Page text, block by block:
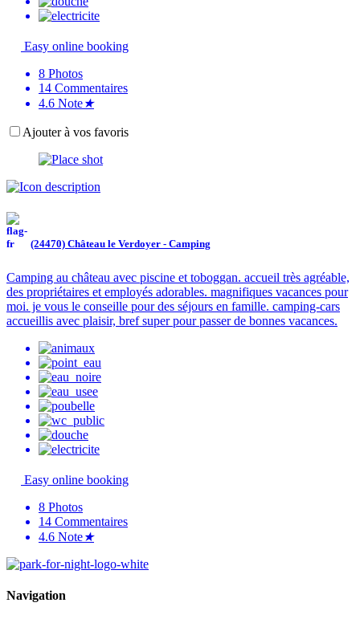
Easy online booking
8 Photos
14 Commentaires
4.6 Note★
Ajouter à vos favoris
(24470) Château le Verdoyer - Camping
Camping au château avec piscine et toboggan. accueil très agréable,
des propriétaires et employés adorables. magnifiques vacances pour
moi. je vous le conseille pour des séjours en famille. camping-cars
accueillis avec plaisir, bref super pour passer de bonnes vacances.
Easy online booking
8 Photos
14 Commentaires
4.6 Note★
Navigation